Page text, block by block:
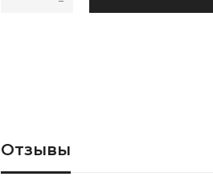
Отзывы